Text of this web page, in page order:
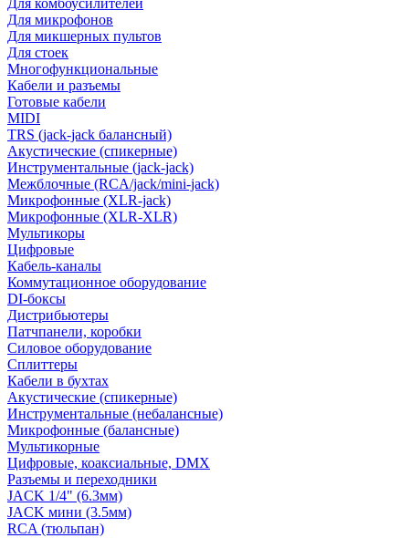
Для комбоусилителей
Для микрофонов
Для микшерных пультов
Для стоек
Многофункциональные
Кабели и разъемы
Готовые кабели
MIDI
TRS (jack-jack балансный)
Акустические (спикерные)
Инструментальные (jack-jack)
Межблочные (RCA/jack/mini-jack)
Микрофонные (XLR-jack)
Микрофонные (XLR-XLR)
Мультикоры
Цифровые
Кабель-каналы
Коммутационное оборудование
DI-боксы
Дистрибьютеры
Патчпанели, коробки
Силовое оборудование
Сплиттеры
Кабели в бухтах
Акустические (спикерные)
Инструментальные (небалансные)
Микрофонные (балансные)
Мультикорные
Цифровые, коаксиальные, DMX
Разъемы и переходники
JACK 1/4" (6.3мм)
JACK мини (3.5мм)
RCA (тюльпан)